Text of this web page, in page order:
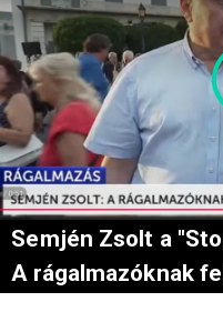
Semjén Zsolt a
A rágalmazóknak